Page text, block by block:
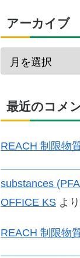
アーカイブ
最近のコメ
REACH 制限物
Per- and
substances
OFFICE KS より
REACH 制限物
Per- and